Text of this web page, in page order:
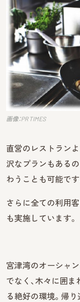
画像：PR TIMES
直営のレストラン
沢なプランもある
わうことも可能です
さらに全ての利用
も実施しています。
宮津湾のオーシャ
でなく、木々に囲
る絶好の環境。帰り